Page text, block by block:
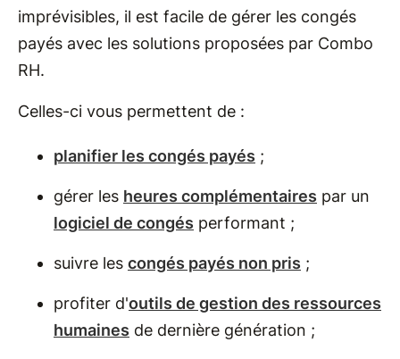
imprévisibles, il est facile de gérer les congés
payés avec les solutions proposées par Combo
RH.
Celles-ci vous permettent de :
planifier les congés payés ;
gérer les heures complémentaires par un
logiciel de congés performant ;
suivre les congés payés non pris ;
profiter d'outils de gestion des ressources
humaines de dernière génération ;